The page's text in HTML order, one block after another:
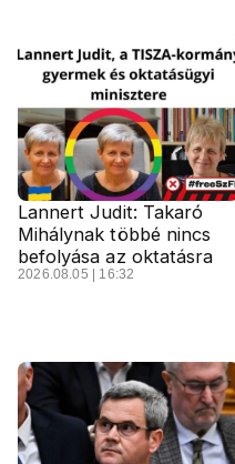
Lannert Judit: Takaró
Mihálynak többé nincs
befolyása az oktatásra
2026.08.05 | 16:32